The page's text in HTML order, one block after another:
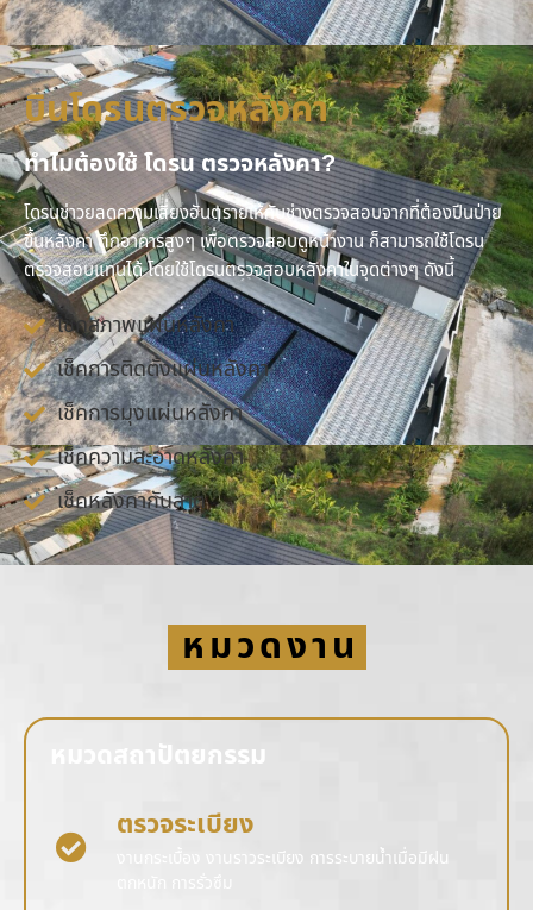
บินโดรนตรวจหลังคา
ทำไมต้องใช้ โดรน ตรวจหลังคา?
โดรนช่าวยลดความเสี่ยงอันตรายให้กับช่างตรวจสอบจากที่ต้องปีนป่าย
ขึ้นหลังคา ตึกอาคารสูงๆ เพื่อตรวจสอบดูหน้างาน ก็สามารถใช้โดรน
ตรวจสอบแทนได้ โดยใช้โดรนตรวจสอบหลังคาในจุดต่างๆ ดังนี้
เช็คสภาพแผ่นหลังคา
เช็คการติดตั้งแผ่นหลังคา
เช็คการมุงแผ่นหลังคา
เช็คความสะอาดหลังคา
เช็คหลังคากันสาด
หมวดงาน
หมวดสถาปัตยกรรม
ตรวจระเบียง
งานกระเบื้อง งานราวระเบียง การระบายน้ำเมื่อมีฝน